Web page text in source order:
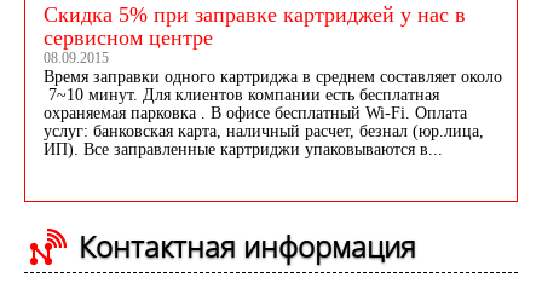
Скидка 5% при заправке картриджей у нас в
сервисном центре
08.09.2015
Время заправки одного картриджа в среднем составляет около
7~10 минут. Для клиентов компании есть бесплатная
охраняемая парковка . В офисе бесплатный Wi-Fi. Оплата
услуг: банковская карта, наличный расчет, безнал (юр.лица,
ИП). Все заправленные картриджи упаковываются в...
Контактная информация